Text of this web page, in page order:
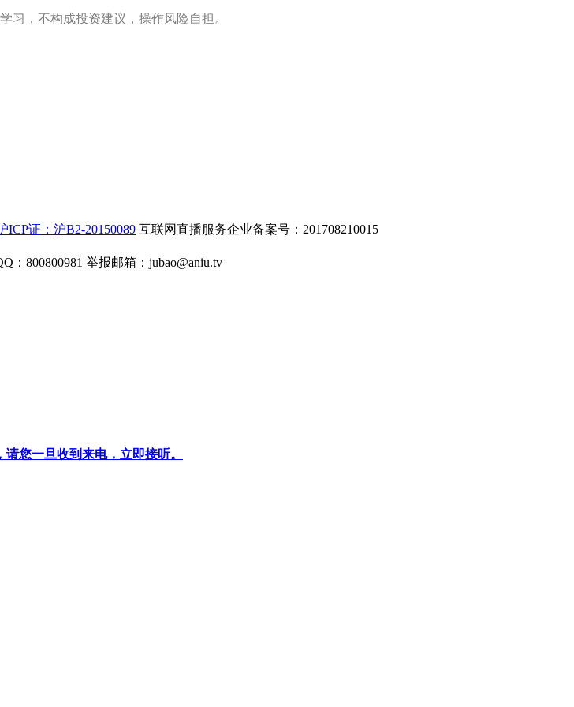
习，不构成投资建议，操作风险自担。
ICP证：沪B2-20150089 互联网直播服务企业备案号：201708210015
：800800981 举报邮箱： jubao@aniu.tv
您一旦收到来电，立即接听。